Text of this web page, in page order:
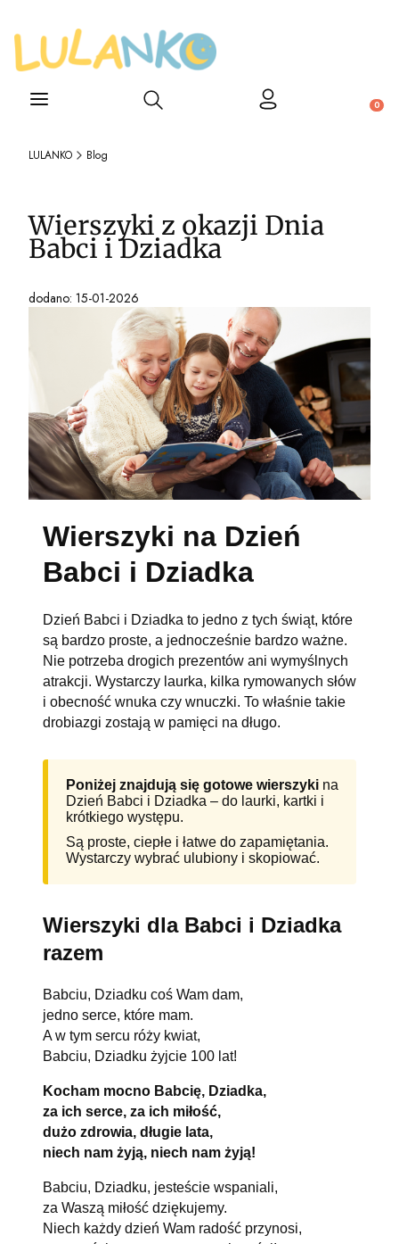
Otwórz wyszukiwarkę
LULANKO Blog
Wierszyki z okazji Dnia
Babci i Dziadka
dodano: 15-01-2026
Wierszyki na Dzień
Babci i Dziadka
Dzień Babci i Dziadka to jedno z tych świąt, które
są bardzo proste, a jednocześnie bardzo ważne.
Nie potrzeba drogich prezentów ani wymyślnych
atrakcji. Wystarczy laurka, kilka rymowanych słów
i obecność wnuka czy wnuczki. To właśnie takie
drobiazgi zostają w pamięci na długo.
Poniżej znajdują się gotowe wierszyki na
Dzień Babci i Dziadka – do laurki, kartki i
krótkiego występu.
Są proste, ciepłe i łatwe do zapamiętania.
Wystarczy wybrać ulubiony i skopiować.
Wierszyki dla Babci i Dziadka
razem
Babciu, Dziadku coś Wam dam,
jedno serce, które mam.
A w tym sercu róży kwiat,
Babciu, Dziadku żyjcie 100 lat!
Kocham mocno Babcię, Dziadka,
za ich serce, za ich miłość,
dużo zdrowia, długie lata,
niech nam żyją, niech nam żyją!
Babciu, Dziadku, jesteście wspaniali,
za Waszą miłość dziękujemy.
Niech każdy dzień Wam radość przynosi,